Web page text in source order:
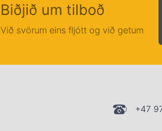
Biðjið um tilboð
Við svörum eins fljótt og við getum
+47